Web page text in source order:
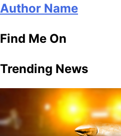
Author Name
Find Me On
Trending News